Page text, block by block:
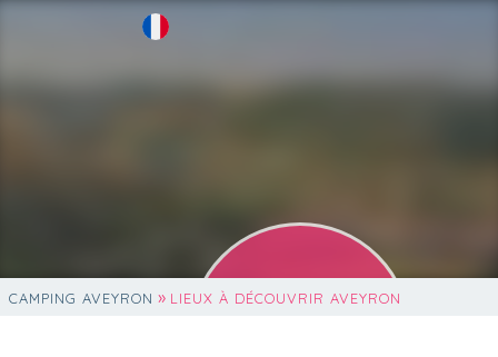
CAMPING AVEYRON » LIEUX À DÉCOUVRIR AVEYRON